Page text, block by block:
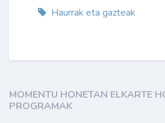
Haurrak eta gazteak
MOMENTU HONETAN ELKARTE
PROGRAMAK